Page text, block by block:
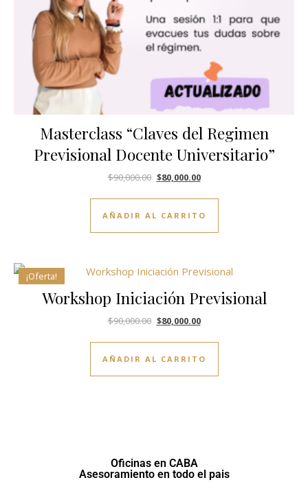
Masterclass “Claves del Regimen
Previsional Docente Universitario”
$90,000.00 $80,000.00
AÑADIR AL CARRITO
¡Oferta!
Workshop Iniciación Previsional
$90,000.00 $80,000.00
AÑADIR AL CARRITO
Oficinas en CABA
Asesoramiento en todo el pais